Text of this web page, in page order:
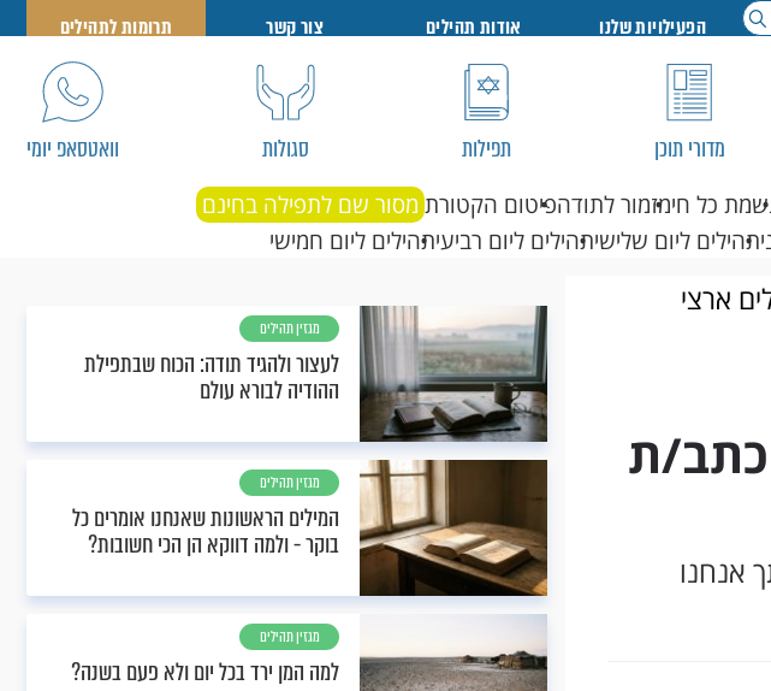
הפעילויות שלנו אודות תהילים צור קשר תרומות לתהילים
מדורי תוכן תפילות סגולות וואטסאפ יומי
כל חימזמור לתודהפיטום הקטורת מסור שם לתפילה בחינם
תהילים ליום שלישיתהילים ליום רביעיתהילים ליום חמישי
ארצי
ת
אנחנו
מגזין תהילים
לעצור ולהגיד תודה: הכוח שבתפילת
ההודיה לבורא עולם
מגזין תהילים
המילים הראשונות שאנחנו אומרים כל
בוקר - ולמה דווקא הן הכי חשובות?
מגזין תהילים
למה המן ירד בכל יום ולא פעם בשנה?